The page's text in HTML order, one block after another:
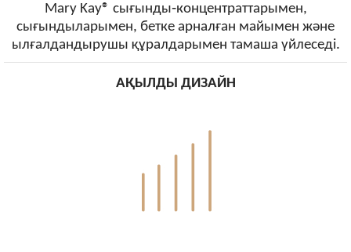
Mary Kay® сығынды‑концентраттарымен,
сығындыларымен, бетке арналған майымен және
ылғалдандырушы құралдарымен тамаша үйлеседі.
АҚЫЛДЫ ДИЗАЙН